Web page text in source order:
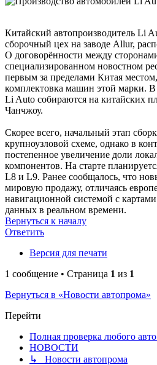
Китайский автопроизводитель Li
сборочный цех на заводе Allur,
О договорённости между
специализированном новостном
первым за пределами Китая
комплектовка машин этой марки.
Li Auto собираются на китайских
Чанчжоу.
Скорее всего, начальный этап
крупноузловой схеме, однако в
постепенное увеличение доли
компонентов. На старте
L8 и L9. Ранее сообщалось, что
мировую продажу, отличаясь
навигационной системой с
данных в реальном времени.
Вернуться к началу
Ответить
Версия для печати
1 сообщение • Страница 1 из 1
Вернуться в «Новости автопрома»
Перейти
Полная проверка любого
НОВОСТИ
↳ Новости автопрома